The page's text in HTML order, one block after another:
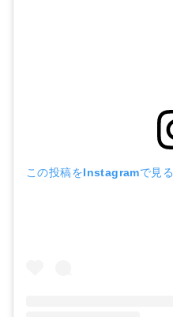
この投稿をInstagramで見る